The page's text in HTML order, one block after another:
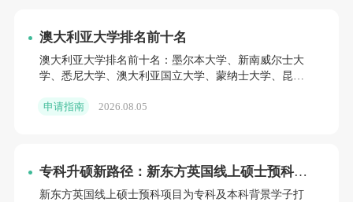
澳大利亚大学排名前十名
澳大利亚大学排名前十名：墨尔本大学、新南威尔士大
学、悉尼大学、澳大利亚国立大学、蒙纳士大学、昆士
申请指南 2026.08.05
专科升硕新路径：新东方英国线上硕士预科，
低成本撬动世界百强名校
新东方英国线上硕士预科项目为专科及本科背景学子打